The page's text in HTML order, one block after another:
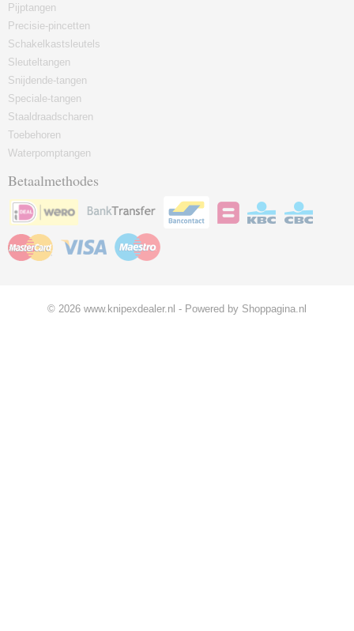
Pijptangen
Precisie-pincetten
Schakelkastsleutels
Sleuteltangen
Snijdende-tangen
Speciale-tangen
Staaldraadscharen
Toebehoren
Waterpomptangen
Betaalmethodes
© 2026 www.knipexdealer.nl - Powered by Shoppagina.nl